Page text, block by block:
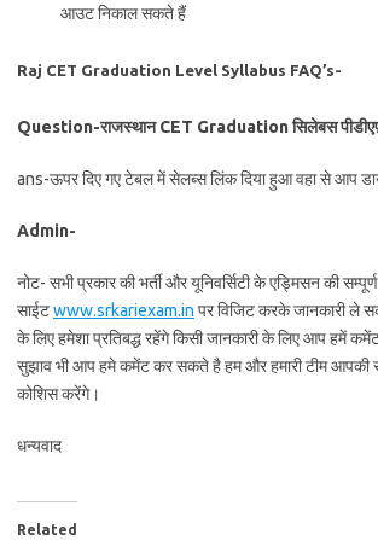
आउट निकाल सकते हैं
Raj CET Graduation Level Syllabus FAQ’s-
Question-राजस्थान CET Graduation सिलेबस
ans-ऊपर दिए गए टेबल में सेलब्स लिंक दिया हुआ वहा से आप
Admin-
नोट- सभी प्रकार की भर्ती और यूनिवर्सिटी के एड्मिसन की
साईटwww.srkariexam.in पर विजिट करके जानकारी ले
के लिए हमेशा प्रतिबद्ध रहेंगे किसी जानकारी के लिए आप हमें
सुझाव भी आप हमे कमेंट कर सकते है हम और हमारी टीम आपकी
कोशिस करेंगे।
धन्यवाद
Related